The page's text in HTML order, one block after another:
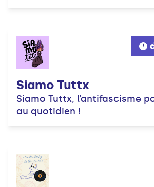
Siamo Tuttx
Siamo Tuttx, l’antifascisme
au quotidien !